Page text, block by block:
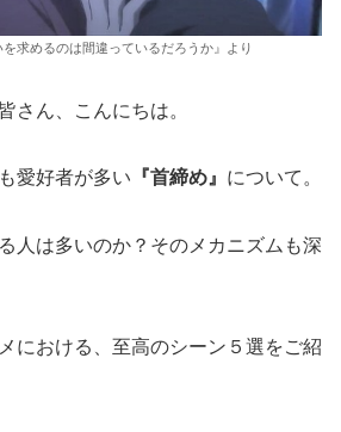
求めるのは間違っているだろうか』より
さん、こんにちは。
愛好者が多い 『首締め』 について。
人は多いのか？そのメカニズムも深
における、至高のシーン５選をご紹